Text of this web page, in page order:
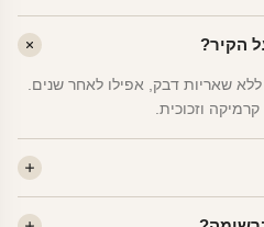
הקיר?
ללא שאריות דבק, אפילו לאחר שנים.
וזכוכית.